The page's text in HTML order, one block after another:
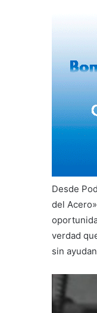
Desde
del
verdad
sin